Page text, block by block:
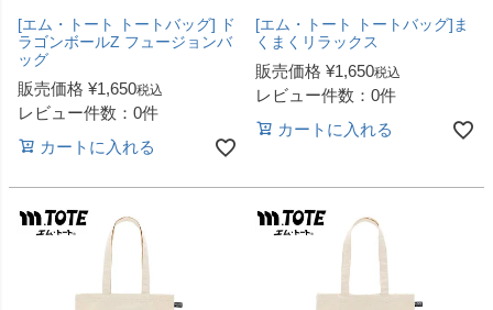
[エム・トート トートバッグ] ド
ラゴンボールZ フュージョンバ
ッグ
販売価格 ¥1,650税込
レビュー件数：0件
カートに入れる
[エム・トート トートバッグ]ま
くまくリラックス
販売価格 ¥1,650税込
レビュー件数：0件
カートに入れる